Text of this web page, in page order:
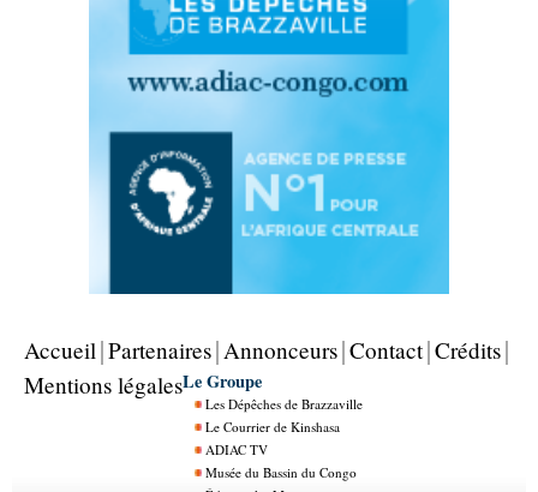
Accueil Partenaires Annonceurs Contact Crédits
Mentions légalesLe Groupe
Les Dépêches de Brazzaville
Le Courrier de Kinshasa
ADIAC TV
Musée du Bassin du Congo